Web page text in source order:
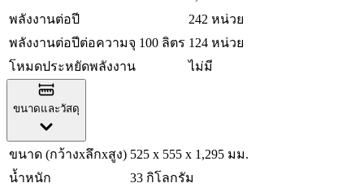
พลังงานต่อปี
242 หน่วย
พลังงานต่อปีต่อความจุ 100 ลิตร 124 หน่วย
โหมดประหยัดพลังงาน
ไม่มี
ขนาดและวัสดุ
ขนาด (กว้างxลึกxสูง) 525 x 555 x 1,295 มม.
น้ำหนัก
33 กิโลกรัม